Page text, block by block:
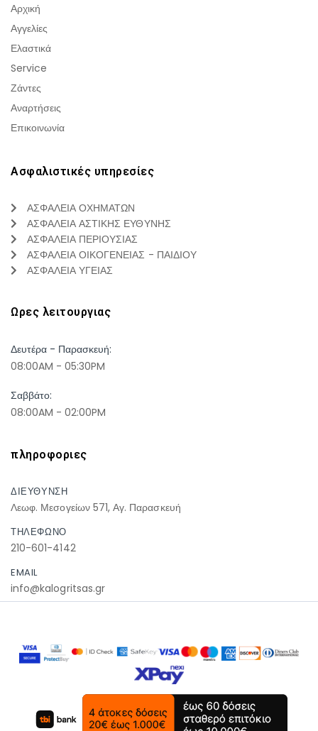
Αρχική
Αγγελίες
Ελαστικά
Service
Ζάντες
Αναρτήσεις
Επικοινωνία
Ασφαλιστικές υπηρεσίες
ΑΣΦΑΛΕΙΑ ΟΧΗΜΑΤΩΝ
ΑΣΦΑΛΕΙΑ ΑΣΤΙΚΗΣ ΕΥΘΥΝΗΣ
ΑΣΦΑΛΕΙΑ ΠΕΡΙΟΥΣΙΑΣ
ΑΣΦΑΛΕΙΑ ΟΙΚΟΓΕΝΕΙΑΣ - ΠΑΙΔΙΟΥ
ΑΣΦΑΛΕΙΑ ΥΓΕΙΑΣ
Ωρες λειτουργιας
Δευτέρα - Παρασκευή:
08:00AM - 05:30PM
Σαββάτο:
08:00AM - 02:00PM
πληροφοριες
ΔΙΕΥΘΥΝΣΗ
Λεωφ. Μεσογείων 571, Αγ. Παρασκευή
ΤΗΛΕΦΩΝΟ
210-601-4142
EMAIL
info@kalogritsas.gr